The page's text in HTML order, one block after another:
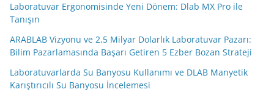
Laboratuvar Ergonomisinde Yeni Dönem: Dlab MX Pro ile
Tanışın
ARABLAB Vizyonu ve 2,5 Milyar Dolarlık Laboratuvar Pazarı:
Bilim Pazarlamasında Başarı Getiren 5 Ezber Bozan Strateji
Laboratuvarlarda Su Banyosu Kullanımı ve DLAB Manyetik
Karıştırıcılı Su Banyosu İncelemesi